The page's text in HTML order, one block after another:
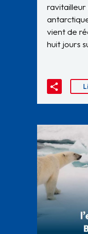
ravitailleur
vient de
huit jours